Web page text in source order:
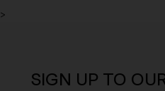
>
SIGN UP TO